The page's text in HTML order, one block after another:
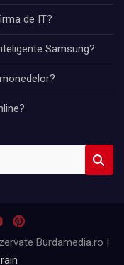
de IT?
Samsung?
Burdamedia.ro |